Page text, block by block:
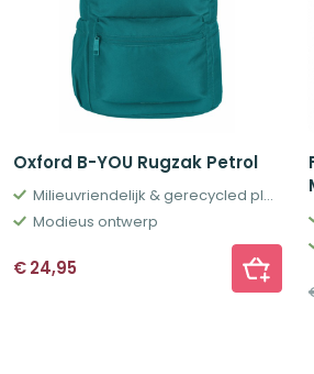
Oxford B-YOU Rugzak Petrol
Milieuvriendelijk & gerecycled plastic
Modieus ontwerp
€24,95